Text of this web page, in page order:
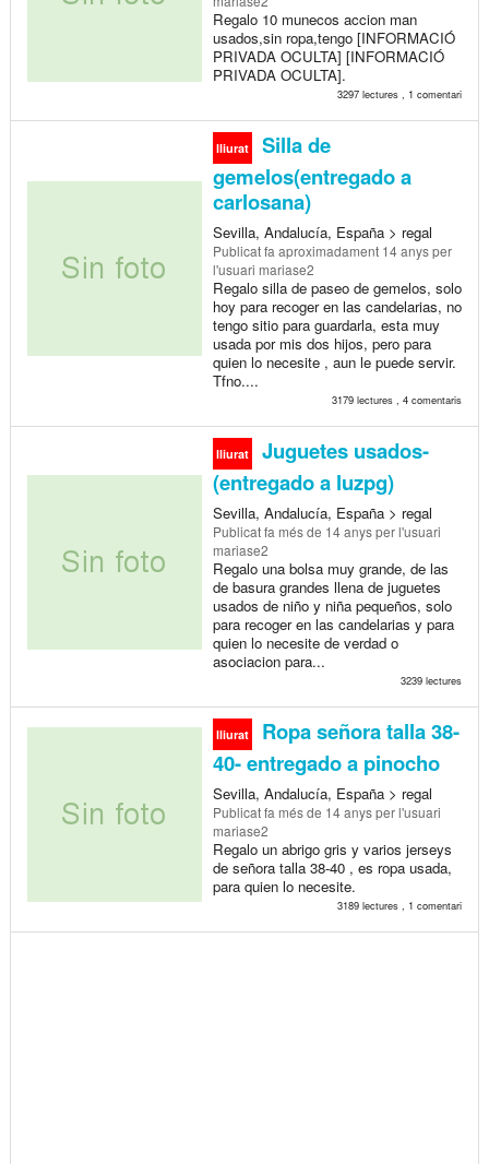
Regalo 10 munecos accion man
usados,sin ropa,tengo [INFORMACIÓ
PRIVADA OCULTA] [INFORMACIÓ
PRIVADA OCULTA].
3297 lectures , 1 comentari
lliurat
Silla de
gemelos(entregado a
carlosana)
Sevilla, Andalucía, España > regal
Publicatfa aproximadament 14 anysper
l'usuari mariase2
Regalo silla de paseo de gemelos, solo
hoy para recoger en las candelarias, no
tengo sitio para guardarla, esta muy
usada por mis dos hijos, pero para
quien lo necesite , aun le puede servir.
Tfno....
3179 lectures , 4 comentaris
lliurat
Juguetes usados-
(entregado a luzpg)
Sevilla, Andalucía, España > regal
Publicatfa més de 14 anysper l'usuari
mariase2
Regalo una bolsa muy grande, de las
de basura grandes llena de juguetes
usados de niño y niña pequeños, solo
para recoger en las candelarias y para
quien lo necesite de verdad o
asociacion para...
3239 lectures
lliurat
Ropa señora talla 38-
40- entregado a pinocho
Sevilla, Andalucía, España > regal
Publicatfa més de 14 anysper l'usuari
mariase2
Regalo un abrigo gris y varios jerseys
de señora talla 38-40 , es ropa usada,
para quien lo necesite.
3189 lectures , 1 comentari